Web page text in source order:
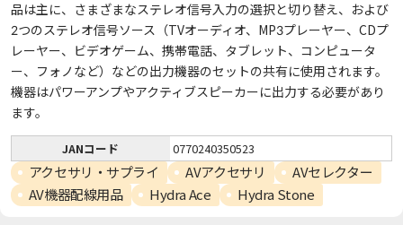
品は主に、さまざまなステレオ信号入力の選択と切り替え、および
2つのステレオ信号ソース（TVオーディオ、MP3プレーヤー、CDプ
レーヤー、ビデオゲーム、携帯電話、タブレット、コンピュータ
ー、フォノなど）などの出力機器のセットの共有に使用されます。
機器はパワーアンプやアクティブスピーカーに出力する必要があり
ます。
JANコード 0770240350523
アクセサリ・サプライ AVアクセサリ
AVセレクター
AV機器配線用品
Hydra Ace Hydra Stone